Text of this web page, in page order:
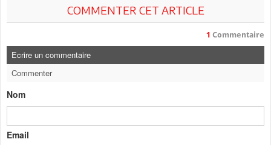
COMMENTER CET ARTICLE
1 Commentaire
Ecrire un commentaire
Commenter
Nom
Email